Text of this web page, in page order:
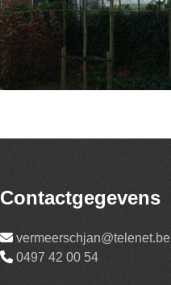
Contactgegevens
vermeerschjan@telenet.be
0497 42 00 54